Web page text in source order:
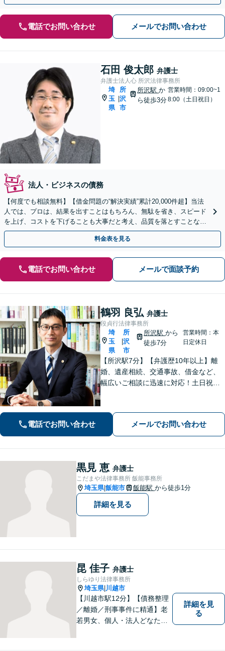
電話でお問い合わせ メールでお問い合わせ
石田 俊太郎 弁護士
弁護士法人心 所沢法律事務所
埼
玉
県
|
所
沢
市
所沢駅か
ら徒歩3分
営業時間：09:00~1
8:00（土日祝日）
法人・ビジネスの債務
【何度でも相談無料】【借金問題の“解決実績”累計20,000件超】当法
人では、プロは、結果を出すことはもちろん、無駄を省き、スピード
を上げ、コストを下げることも大事だと考え、品質を落とすことな
く、費用を可能な限り安くすることにこだわります。
料金表を見る
電話でお問い合わせ メールで面談予約
鶴羽 良弘 弁護士
段貞行法律事務所
埼
玉
県
所
沢
市
所沢駅から
徒歩7分
営業時間：本
日定休日
【所沢駅7分】【弁護歴10年以上】離
婚、遺産相続、交通事故、借金など、
幅広いご相談に迅速に対応！土日祝夜
ください！【初回相談無料】
電話でお問い合わせ メールでお問い合わせ
黒見 恵 弁護士
こだまや法律事務所 飯能事務所
埼玉県|飯能市 飯能駅 から徒歩1分
詳細を見る
昆 佳子 弁護士
しらゆり法律事務所
埼玉県| 川越市
【川越市駅12分】【債務整理
／離婚／刑事事件に精通】老
若男女、個人・法人どなたか
詳細を見
る